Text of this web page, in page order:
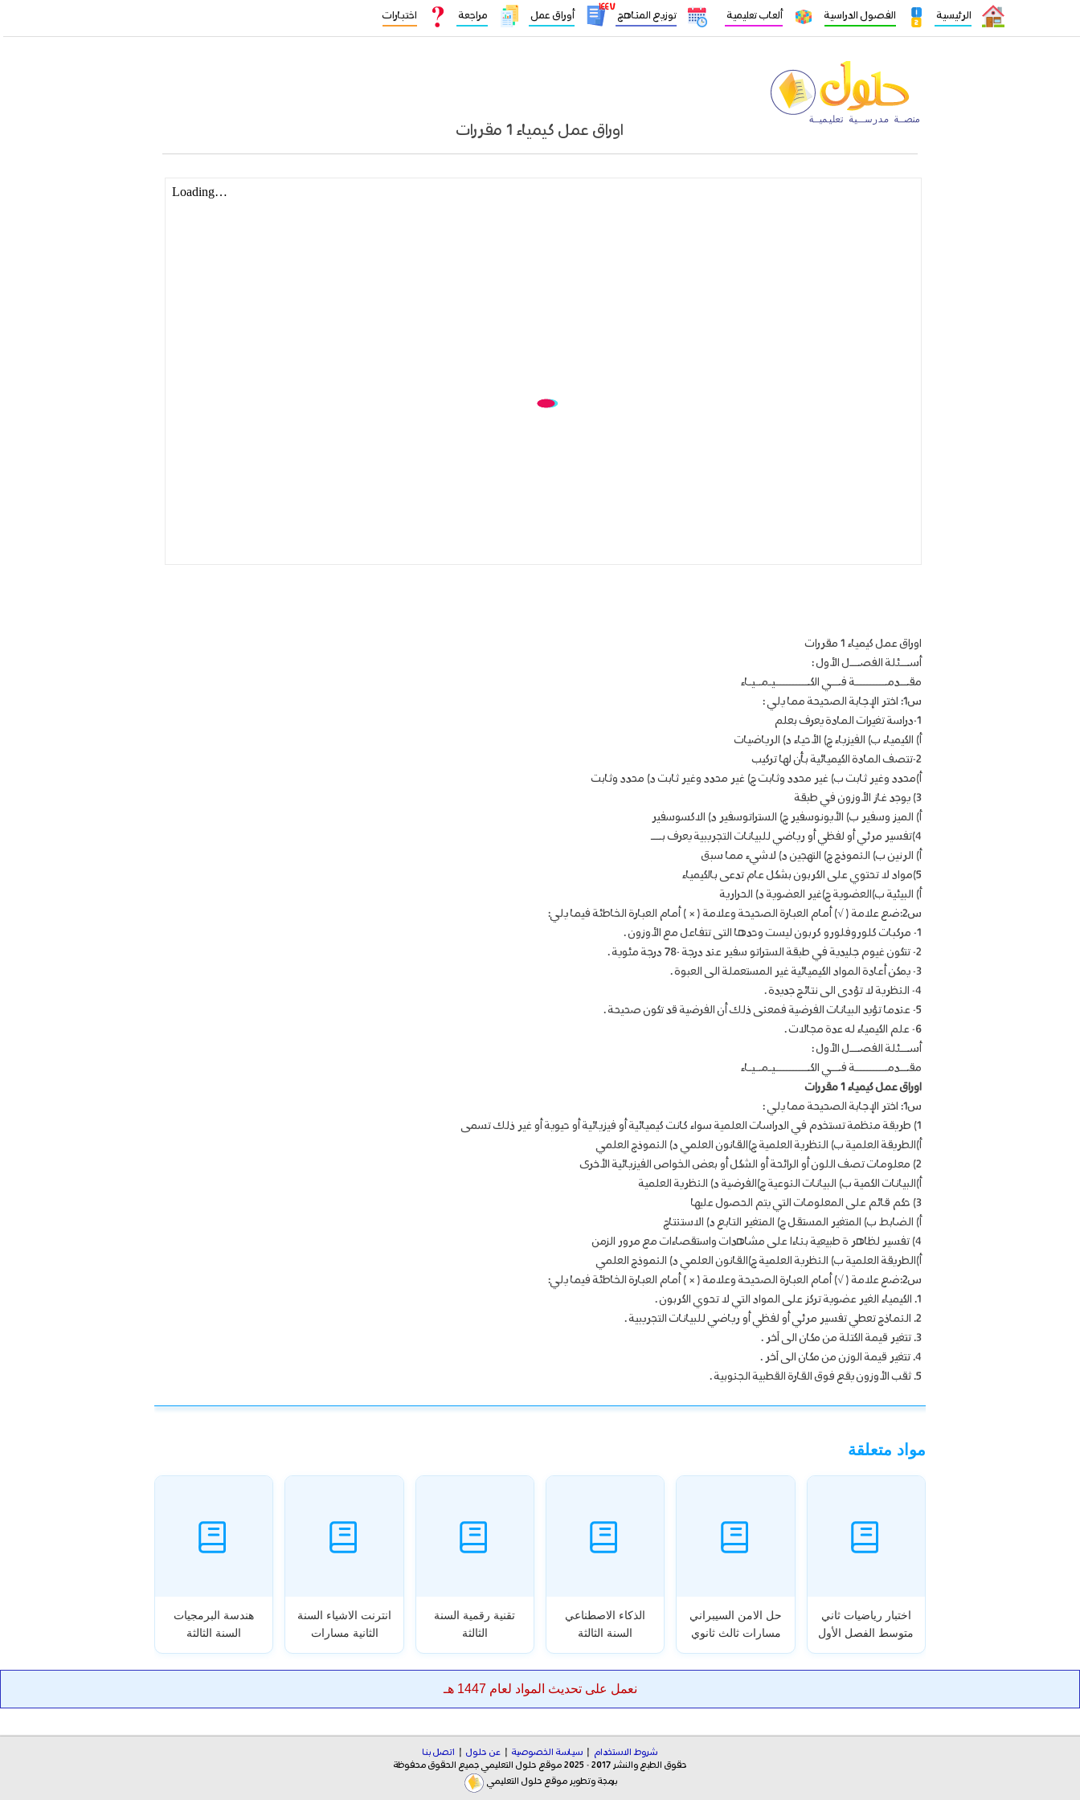
الرئيسية الفصول الدراسية ألعاب تعليمية توزيع المناهج
١٤٤٧
أوراق عمل مراجعة اختبارات
اوراق عمل كيمياء 1 مقررات
اوراق عمل كيمياء 1 مقررات
أســـئلة الفصـــل الأول :
مقـــدمــــــــــة فـــي الكـــــــــــيـمــيـاء
س1: اختر الإجابة الصحيحة مما يلي :
1-دراسة تغيرات المادة يعرف بعلم
أ‌) الكيمياء ب) الفيزياء ج) الأحياء د) الرياضيات
2-تتصف المادة الكيميائية بأن لها تركيب
أ)محدد وغير ثابت ب) غير محدد وثابت ج) غير محدد وغير ثابت د) محدد وثابت
3) يوجد غاز الأوزون في طبقة
أ) الميز وسفير ب) الأيونوسفير ج) الستراتوسفير د) الاكسوسفير
4)تفسير مرئي أو لفظي أو رياضي للبيانات التجريبية يعرف بـــ
أ) الرنين ب) النموذج ج) التهجين د) لاشيء مما سبق
5)مواد لا تحتوي على الكربون بشكل عام تدعى بالكيمياء
أ) البيئية ب)العضوية ج)غير العضوية د) الحرارية
س2:ضع علامة ( √) أمام العبارة الصحيحة وعلامة ( × ) أمام العبارة الخاطئة فيما يلي:
1- مركبات كلوروفلورو كربون ليست وحدها التى تتفاعل مع الأوزون .
2- تتكون غيوم جليدية في طبقة الستراتو سفير عند درجة -78 درجة مئوية .
3- يمكن أعادة المواد الكيميائية غير المستعملة الى العبوة .
4- النظرية لا تؤدى الى نتائج جديدة .
5- عندما تؤيد البيانات الفرضية فمعنى ذلك أن الفرضية قد تكون صحيحة .
6- علم الكيمياء له عدة مجالات .
أســـئلة الفصـــل الأول :
مقـــدمــــــــــة فـــي الكـــــــــــيـمــيـاء
اوراق عمل كيمياء 1 مقررات
س1: اختر الإجابة الصحيحة مما يلي :
1) طريقة منظمة تستخدم في الدراسات العلمية سواء كانت كيميائية أو فيزيائية أو حيوية أو غير ذلك تسمى
أ)الطريقة العلمية ب) النظرية العلمية ج)القانون العلمي د) النموذج العلمي
2) معلومات تصف اللون أو الرائحة أو الشكل أو بعض الخواص الفيزيائية الأخرى
أ)البيانات الكمية ب) البيانات النوعية ج)الفرضية د) النظرية العلمية
3) حكم قائم على المعلومات التي يتم الحصول عليها
أ) الضابط ب) المتغير المستقل ج) المتغير التابع د) الاستنتاج
4) تفسير لظاهر ة طبيعية بناءا على مشاهدات واستقصاءات مع مرور الزمن
أ)الطريقة العلمية ب) النظرية العلمية ج)القانون العلمي د) النموذج العلمي
س2:ضع علامة ( √) أمام العبارة الصحيحة وعلامة ( × ) أمام العبارة الخاطئة فيما يلي:
1. الكيمياء الغير عضوية تركز على المواد التي لا تحوي الكربون .
2. النماذج تعطي تفسير مرئي أو لفظي أو رياضي للبيانات التجريبية .
3. تتغير قيمة الكتلة من مكان الى آخر .
4. تتغير قيمة الوزن من مكان الى آخر .
5. ثقب الأوزون يقع فوق القارة القطبية الجنوبية .
مواد متعلقة
اختبار رياضيات ثاني
متوسط الفصل الأول
حل الامن السيبراني
مسارات ثالث ثانوي
الذكاء الاصطناعي
السنة الثالثة
تقنية رقمية السنة
الثالثة
انترنت الاشياء السنة
الثانية مسارات
هندسة البرمجيات
السنة الثالثة
نعمل على تحديث المواد لعام 1447 هـ
شروط الاستخدام | سياسة الخصوصية | عن حلول |
اتصل بنا
حقوق الطبع والنشر 2017 - 2025 موقع حلول التعليمي جميع الحقوق محفوظة
برمجة وتطوير موقع حلول التعليمي